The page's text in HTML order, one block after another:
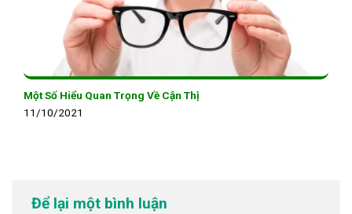
Một Số Hiểu Quan Trọng Về Cận Thị
11/10/2021
Để lại một bình luận